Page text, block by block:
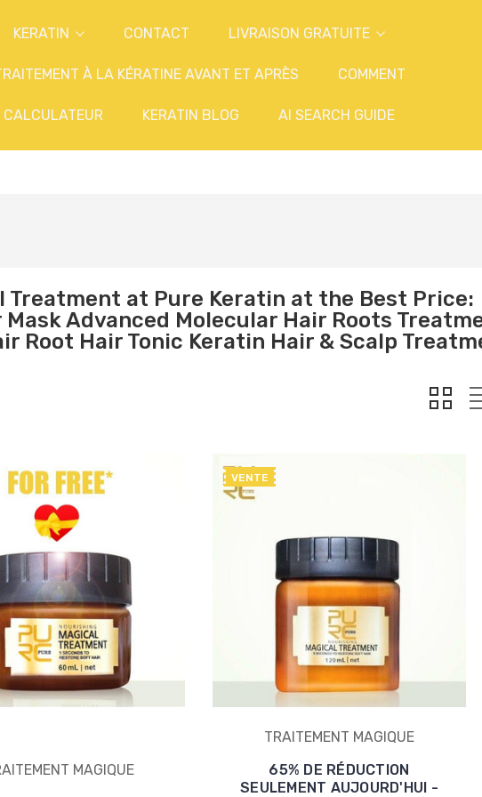
KERATIN CONTACT LIVRAISON GRATUITE
À LA KÉRATINE AVANT ET APRÈS COMMENT
CALCULATEUR KERATIN BLOG AI SEARCH GUIDE
Treatment at Pure Keratin at the Best Price:
Advanced Molecular Hair Roots
Root Hair Tonic Keratin Hair & Scalp
MAGIQUE
VENTE
TRAITEMENT MAGIQUE
65% DE RÉDUCTION
SEULEMENT AUJOURD'HUI -